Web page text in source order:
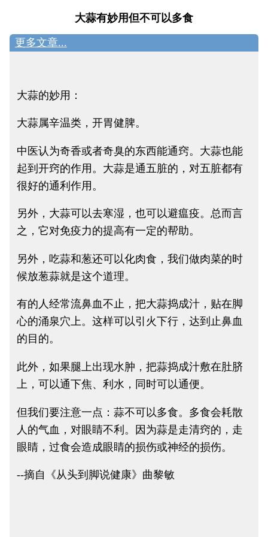
大蒜有妙用但不可以多食
更多文章...
大蒜的妙用：
大蒜属辛温类，开胃健脾。
中医认为奇香或者奇臭的东西能通窍。大蒜也能
起到开窍的作用。大蒜是通五脏的，对五脏都有
很好的通利作用。
另外，大蒜可以去寒湿，也可以避瘟疫。总而言
之，它对免疫力的提高有一定的帮助。
另外，吃蒜和葱还可以化肉食，我们做肉菜的时
候放葱蒜就是这个道理。
有的人经常流鼻血不止，把大蒜捣成汁，贴在脚
心的涌泉穴上。这样可以引火下行，达到止鼻血
的目的。
此外，如果腿上出现水肿，把蒜捣成汁敷在肚脐
上，可以通下焦、利水，同时可以通便。
但我们要注意一点：蒜不可以多食。多食会耗散
人的气血，对眼睛不利。因为蒜是走清窍的，走
眼睛，过食会造成眼睛的损伤或神经的损伤。
--摘自《从头到脚说健康》曲黎敏